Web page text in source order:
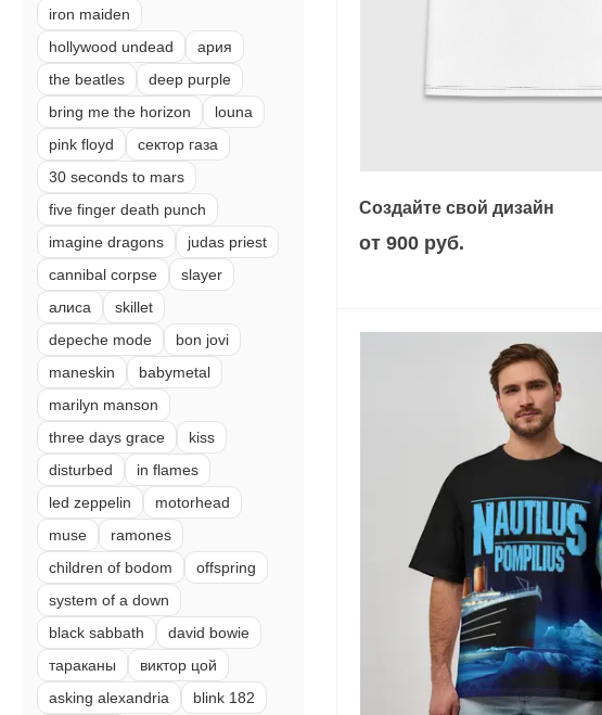
iron maiden
hollywood undead
ария
the beatles
deep purple
bring me the horizon
louna
pink floyd
сектор газа
30 seconds to mars
five finger death punch
imagine dragons
judas priest
cannibal corpse
slayer
алиса
skillet
depeche mode
bon jovi
maneskin
babymetal
marilyn manson
three days grace
kiss
disturbed
in flames
led zeppelin
motorhead
muse
ramones
children of bodom
offspring
system of a down
black sabbath
david bowie
тараканы
виктор цой
asking alexandria
blink 182
Создайте свой дизайн
от 900 руб.